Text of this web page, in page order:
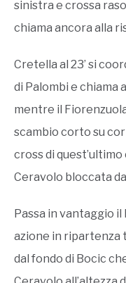
sinistra e crossa
chiama ancora alla
Cretella al 23’ si
di Palombi e chiama
mentre il
scambio corto su
cross di
Ceravolo bloccata
Passa in vantaggio il
azione in ripartenza
dal fondo di Bocic